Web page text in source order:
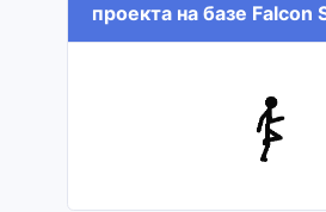
проекта на базе Falcon